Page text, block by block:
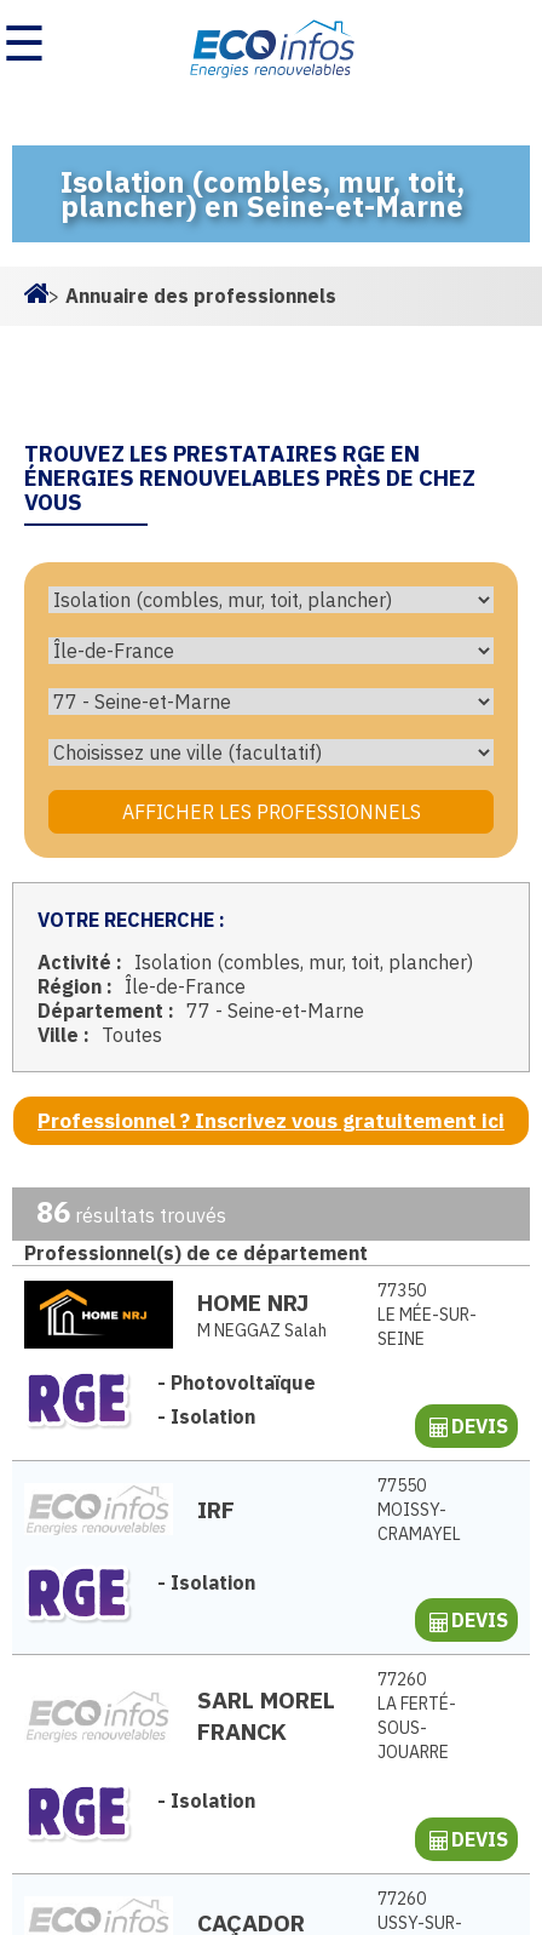
☰
Isolation (combles, mur, toit,
plancher) en Seine-et-Marne
> Annuaire des professionnels
TROUVEZ LES PRESTATAIRES RGE EN
ÉNERGIES RENOUVELABLES PRÈS DE CHEZ
VOUS
VOTRE RECHERCHE :
Activité : Isolation (combles, mur, toit, plancher)
Région : Île-de-France
Département : 77 - Seine-et-Marne
Ville : Toutes
Professionnel ? Inscrivez vous gratuitement ici
86 résultats trouvés
Professionnel(s) de ce département
HOME NRJ
M NEGGAZ Salah
77350
LE MÉE-SUR-
SEINE
- Photovoltaïque
- Isolation DEVIS
IRF
77550
MOISSY-
CRAMAYEL
- Isolation
DEVIS
SARL MOREL
FRANCK
77260
LA FERTÉ-
SOUS-
JOUARRE
- Isolation
DEVIS
CAÇADOR
77260
USSY-SUR-